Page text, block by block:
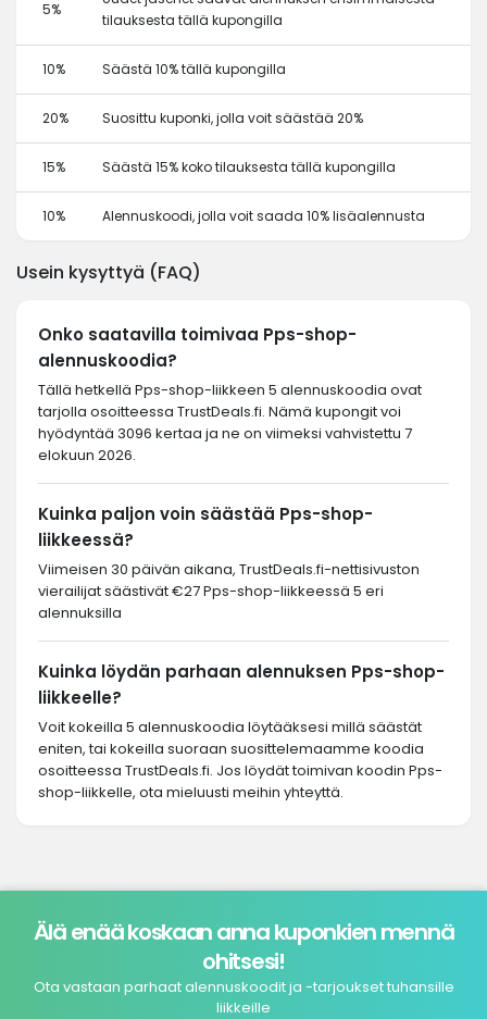
5%
tilauksesta tällä kupongilla
10% Säästä 10% tällä kupongilla
20% Suosittu kuponki, jolla voit säästää 20%
15% Säästä 15% koko tilauksesta tällä kupongilla
10% Alennuskoodi, jolla voit saada 10% lisäalennusta
Usein kysyttyä (FAQ)
Onko saatavilla toimivaa Pps-shop-
alennuskoodia?
Tällä hetkellä Pps-shop-liikkeen 5 alennuskoodia ovat
tarjolla osoitteessa TrustDeals.fi. Nämä kupongit voi
hyödyntää 3096 kertaa ja ne on viimeksi vahvistettu 7
elokuun 2026.
Kuinka paljon voin säästää Pps-shop-
liikkeessä?
Viimeisen 30 päivän aikana, TrustDeals.fi-nettisivuston
vierailijat säästivät €27 Pps-shop-liikkeessä 5 eri
alennuksilla
Kuinka löydän parhaan alennuksen Pps-shop-
liikkeelle?
Voit kokeilla 5 alennuskoodia löytääksesi millä säästät
eniten, tai kokeilla suoraan suosittelemaamme koodia
osoitteessa TrustDeals.fi. Jos löydät toimivan koodin Pps-
shop-liikkelle, ota mieluusti meihin yhteyttä.
Älä enää koskaan anna kuponkien mennä
ohitsesi!
Ota vastaan parhaat alennuskoodit ja -tarjoukset tuhansille
liikkeille